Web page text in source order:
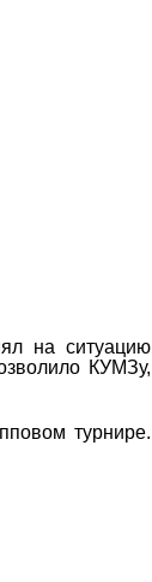
на ситуацию
КУМЗу,
турнире.